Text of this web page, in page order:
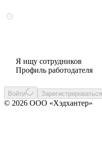
Я ищу сотрудников
Профиль работодателя
Войти Зарегистрироваться
© 2026 ООО «Хэдхантер»